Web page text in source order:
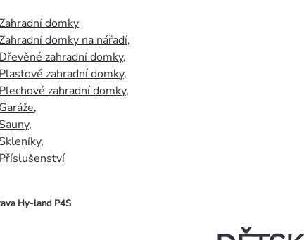
domky
domky na nářadí,
Dřevěné zahradní domky,
Plastové zahradní domky,
Plechové zahradní domky,
Garáže,
Sauny,
Skleníky,
Příslušenství
Hy-land P4S